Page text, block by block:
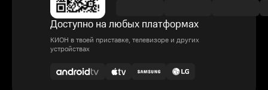
Доступно на любых платформах
КИОН в твоей приставке, телевизоре и других
устройствах